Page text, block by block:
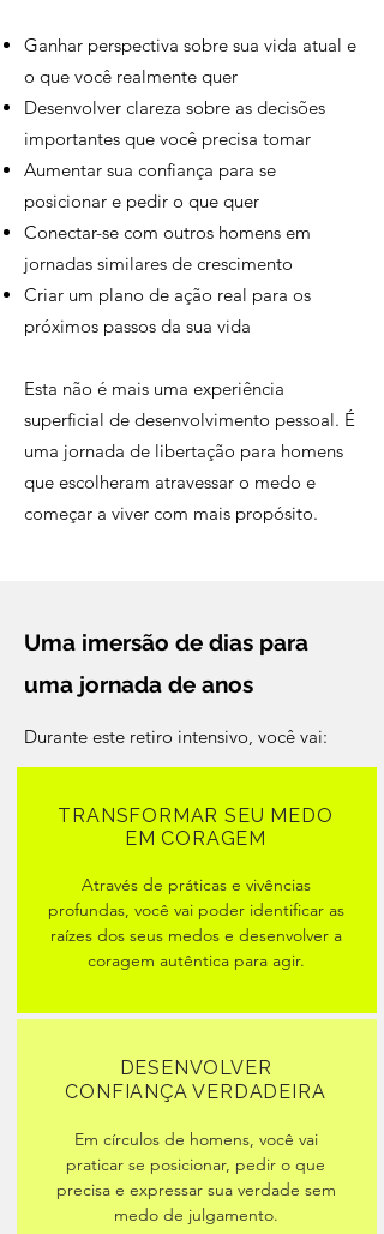
Ganhar perspectiva sobre sua vida atual e
o que você realmente quer
Desenvolver clareza sobre as decisões
importantes que você precisa tomar
Aumentar sua confiança para se
posicionar e pedir o que quer
Conectar-se com outros homens em
jornadas similares de crescimento
Criar um plano de ação real para os
próximos passos da sua vida
Esta não é mais uma experiência
superficial de desenvolvimento pessoal. É
uma jornada de libertação para homens
que escolheram atravessar o medo e
começar a viver com mais propósito.
Uma imersão de dias para
uma jornada de anos
Durante este retiro intensivo, você vai:
TRANSFORMAR SEU MEDO
EM CORAGEM
Através de práticas e vivências
profundas, você vai poder identificar as
raízes dos seus medos e desenvolver a
coragem autêntica para agir.
DESENVOLVER
CONFIANÇA VERDADEIRA
Em círculos de homens, você vai
praticar se posicionar, pedir o que
precisa e expressar sua verdade sem
medo de julgamento.